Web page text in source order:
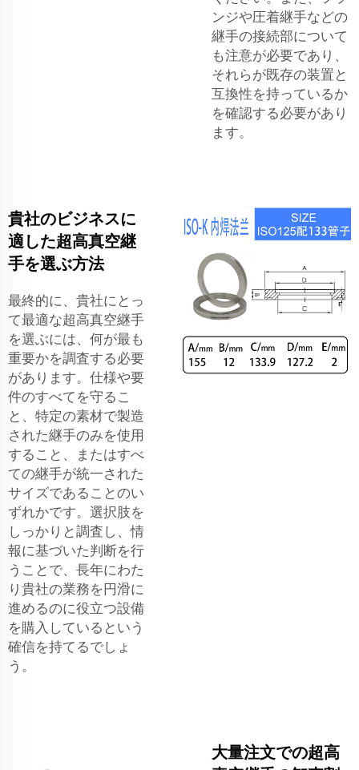
ンジや圧着継手などの
継手の接続部について
も注意が必要であり、
それらが既存の装置と
互換性を持っているか
を確認する必要があり
ます。
貴社のビジネスに
適した超高真空継
手を選ぶ方法
最終的に、貴社にとっ
て最適な超高真空継手
を選ぶには、何が最も
重要かを調査する必要
があります。仕様や要
件のすべてを守るこ
と、特定の素材で製造
された継手のみを使用
すること、またはすべ
ての継手が統一された
サイズであることのい
ずれかです。選択肢を
しっかりと調査し、情
報に基づいた判断を行
うことで、長年にわた
り貴社の業務を円滑に
進めるのに役立つ設備
を購入しているという
確信を持てるでしょ
う。
大量注文での超高